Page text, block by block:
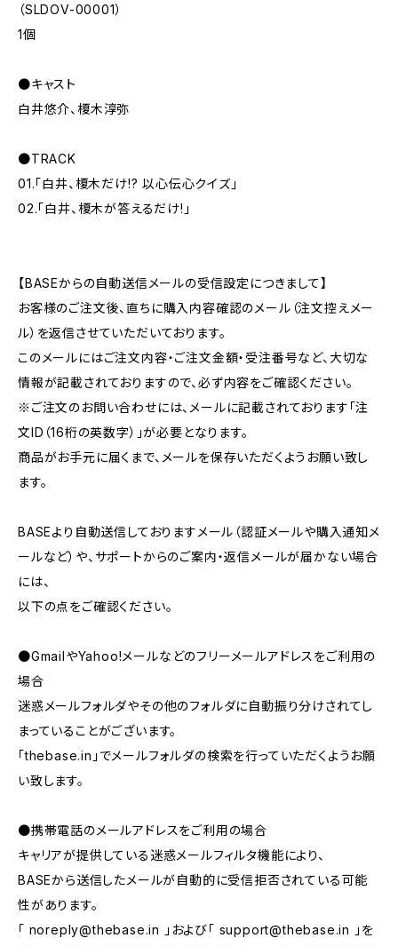
（SLDOV-00001）
1個
●キャスト
白井悠介、榎木淳弥
●TRACK
01.「白井、榎木だけ!? 以心伝心クイズ」
02.「白井、榎木が答えるだけ!」
【BASEからの自動送信メールの受信設定につきまして】
お客様のご注文後、直ちに購入内容確認のメール（注文控えメー
ル）を返信させていただいております。
このメールにはご注文内容・ご注文金額・受注番号など、大切な
情報が記載されておりますので、必ず内容をご確認ください。
※ご注文のお問い合わせには、メールに記載されております「注
文ID（16桁の英数字）」が必要となります。
商品がお手元に届くまで、メールを保存いただくようお願い致し
ます。
BASEより自動送信しておりますメール（認証メールや購入通知メ
ールなど）や、サポートからのご案内・返信メールが届かない場合
には、
以下の点をご確認ください。
●GmailやYahoo!メールなどのフリーメールアドレスをご利用の
場合
迷惑メールフォルダやその他のフォルダに自動振り分けされてし
まっていることがございます。
「thebase.in」でメールフォルダの検索を行っていただくようお願
い致します。
●携帯電話のメールアドレスをご利用の場合
キャリアが提供している迷惑メールフィルタ機能により、
BASEから送信したメールが自動的に受信拒否されている可能
性があります。
「 noreply@thebase.in 」および「 support@thebase.in
」を